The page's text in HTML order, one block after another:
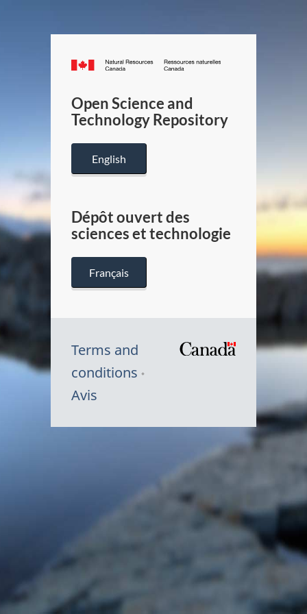
Canada.ca
/
Canada
Open Science and
Technology Repository
English
Dépôt ouvert des
sciences et technologie
Français
Terms and
conditions
Avis
du